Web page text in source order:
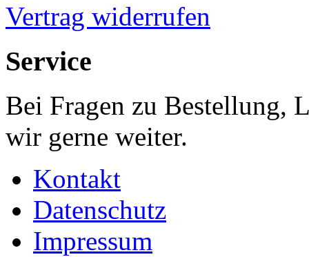
Vertrag widerrufen
Service
Bei Fragen zu Bestellung,
wir gerne weiter.
Kontakt
Datenschutz
Impressum